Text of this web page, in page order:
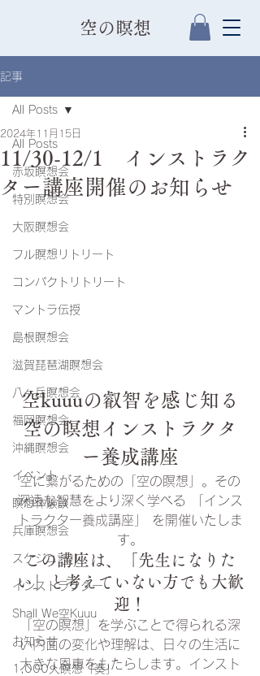
​空の瞑想
記事
All Posts
赤坂瞑想会
特別瞑想会
大阪瞑想会
フル瞑想リトリート
コンパクトリトリート
マントラ伝授
島根瞑想会
滋賀琵琶湖瞑想会
八ヶ岳瞑想会
福岡瞑想会
沖縄瞑想会
イベント
瞑想体験談
兵庫瞑想会
スケジュール
インストラクター
Shall We空Kuuu
お知らせ
1,000人瞑想「奏」
All Posts
11/30-12/1 インストラク
ター講座開催のお知らせ
2024年11月15日
空kuuuの叡智を感じ知る
空の瞑想​インストラクタ
ー養成講座
空に繋がるための「空の瞑想」。その
深遠な智慧をより深く学べる 「インス
トラクター養成講座」 を開催いたしま
す。
この講座は、「先生になりた
い」と考えていない方でも大歓
迎！
「空の瞑想」を学ぶことで得られる深
い内面の変化や理解は、日々の生活に
大きな恩恵をもたらします。インスト